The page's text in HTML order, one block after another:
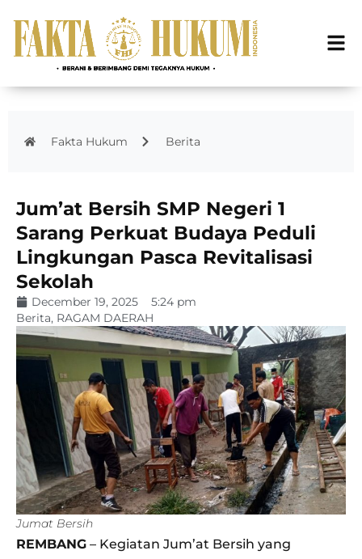
Fakta Hukum Berita
Jum’at Bersih SMP Negeri 1
Sarang Perkuat Budaya Peduli
Lingkungan Pasca Revitalisasi
Sekolah
December 19, 2025
5:24 pm
Berita, RAGAM DAERAH
Jumat Bersih
REMBANG – Kegiatan Jum’at Bersih yang